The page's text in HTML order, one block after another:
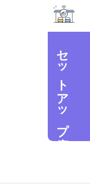
セットアップ店検索